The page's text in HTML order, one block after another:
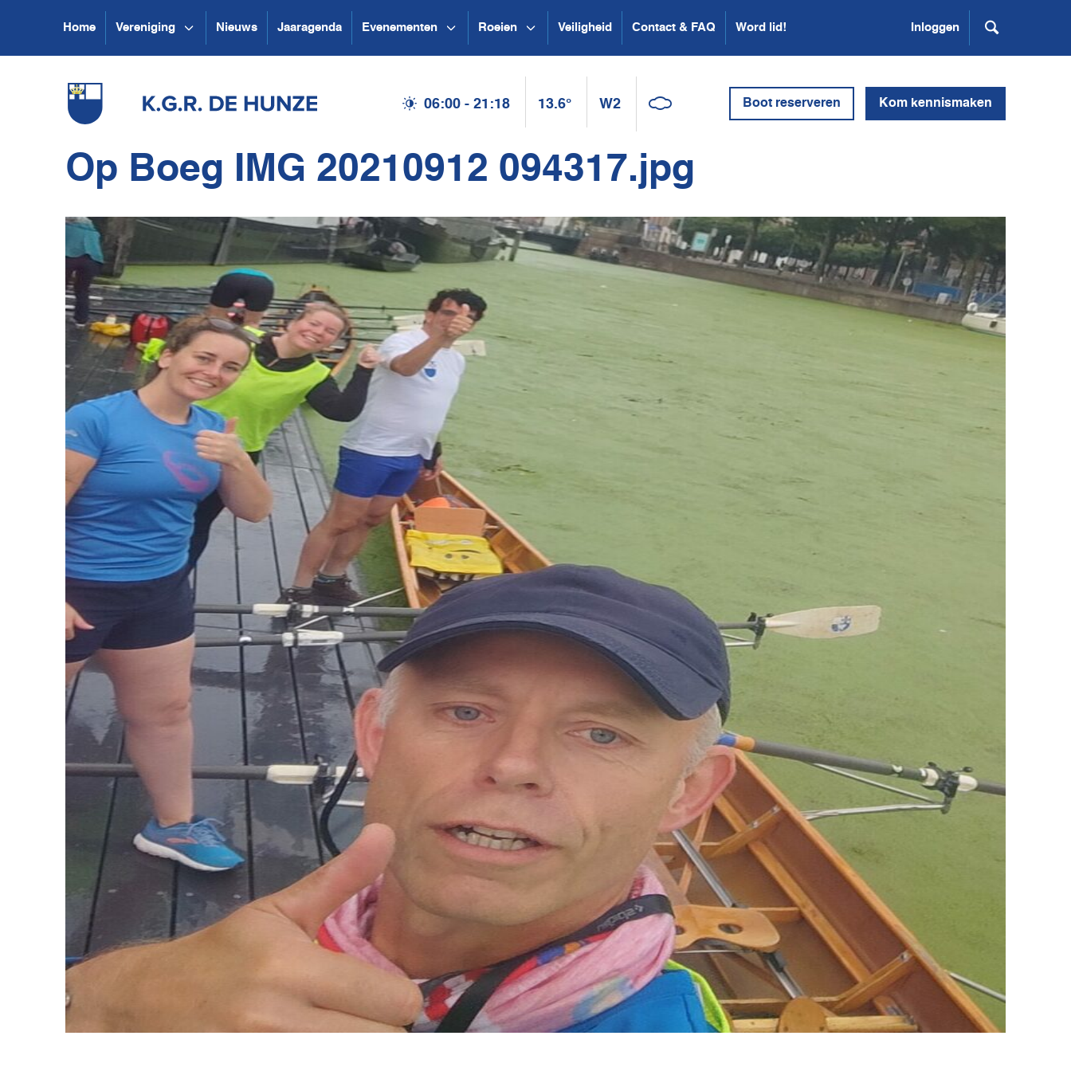
Home Vereniging Nieuws Jaaragenda Evenementen Roeien Veiligheid Contact & FAQ Word lid! Inloggen
06:00 - 21:18 13.6° W2 Boot reserveren Kom kennismaken
Op Boeg IMG 20210912 094317.jpg